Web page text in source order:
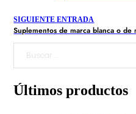
SIGUIENTE ENTRADA
Buscar
Últimos productos